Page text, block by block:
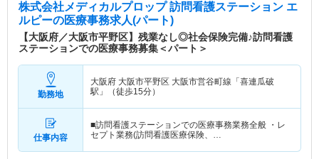
株式会社メディカルプロップ 訪問看護ステーション エ
ルピーの医療事務求人(パート)
【大阪府／大阪市平野区】残業なし◎社会保険完備♪訪問看護
ステーションでの医療事務募集＜パート＞
勤務地
大阪府 大阪市平野区 大阪市営谷町線「喜連瓜破
駅」（徒歩15分）
仕事内容
■訪問看護ステーションでの医療事務業務全般 ・レ
セプト業務(訪問看護医療保険、…